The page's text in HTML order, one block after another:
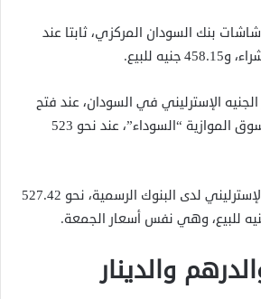
بنك السودان المركزي، ثابتا عند
الإسترليني في السودان، عند فتح
تعاملات السبت، لدى السوق الموازية “السوداء”، عند نحو 523
فيما سجل سعر الجنيه الإسترليني لدى البنوك الرسمية، نحو 527.42
والدينار